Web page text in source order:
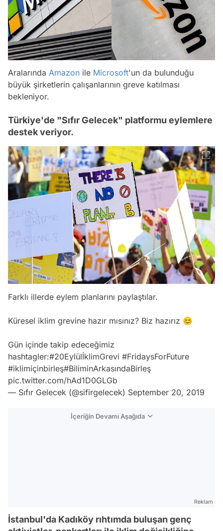
Aralarında Amazon ile Microsoft'un da bulunduğu
büyük şirketlerin çalışanlarının greve katılması
bekleniyor.
Türkiye'de "Sıfır Gelecek" platformu eylemlere
destek veriyor.
Farklı illerde eylem planlarını paylaştılar.
Küresel iklim grevine hazır mısınız? Biz hazırız 😊
Gün içinde takip edeceğimiz
hashtagler:#20EylülİklimGrevi #FridaysForFuture
#iklimiçinbirleş#BiliminArkasındaBirleş
pic.twitter.com/hAd1D0GLGb
— Sıfır Gelecek (@sifirgelecek) September 20, 2019
İçeriğin Devamı Aşağıda
Reklam
İstanbul'da Kadıköy rıhtımda buluşan genç